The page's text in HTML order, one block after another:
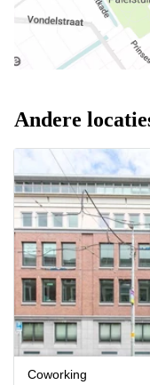
Andere
Coworking